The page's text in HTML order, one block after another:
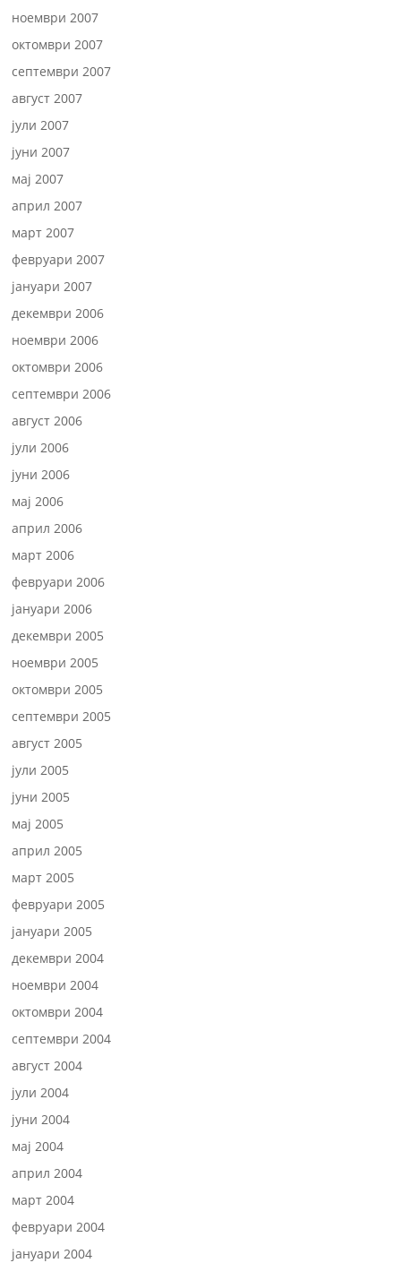
ноември 2007
октомври 2007
септември 2007
август 2007
јули 2007
јуни 2007
мај 2007
април 2007
март 2007
февруари 2007
јануари 2007
декември 2006
ноември 2006
октомври 2006
септември 2006
август 2006
јули 2006
јуни 2006
мај 2006
април 2006
март 2006
февруари 2006
јануари 2006
декември 2005
ноември 2005
октомври 2005
септември 2005
август 2005
јули 2005
јуни 2005
мај 2005
април 2005
март 2005
февруари 2005
јануари 2005
декември 2004
ноември 2004
октомври 2004
септември 2004
август 2004
јули 2004
јуни 2004
мај 2004
април 2004
март 2004
февруари 2004
јануари 2004